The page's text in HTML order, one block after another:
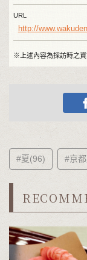
URL
http://
※上述內容為採訪時之資
#夏(96) #京